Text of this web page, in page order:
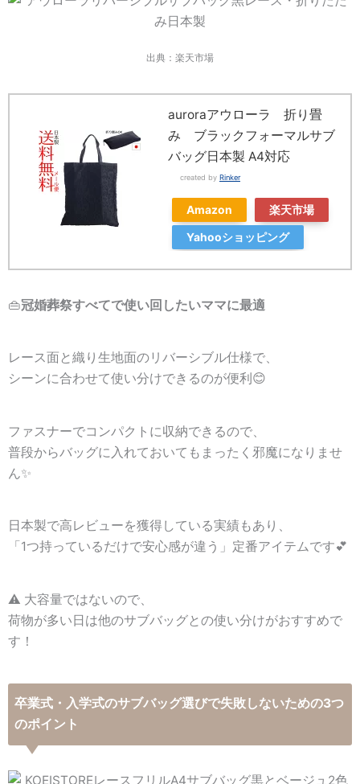
出典：楽天市場
auroraアウローラ 折り畳
み ブラックフォーマルサブ
バッグ日本製 A4対応
created by Rinker
Amazon
楽天市場
Yahooショッピング
👜冠婚葬祭すべてで使い回したいママに最適
レース面と織り生地面のリバーシブル仕様で、
シーンに合わせて使い分けできるのが便利😊
ファスナーでコンパクトに収納できるので、
普段からバッグに入れておいてもまったく邪魔になりませ
ん✨
日本製で高レビューを獲得している実績もあり、
「1つ持っているだけで安心感が違う」定番アイテムです💕
⚠️ 大容量ではないので、
荷物が多い日は他のサブバッグとの使い分けがおすすめで
す！
卒業式・入学式のサブバッグ選びで失敗しないための3つ
のポイント